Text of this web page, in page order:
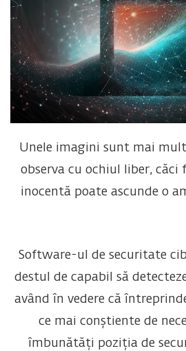
Unele imagini sunt mai
observa cu ochiul liber,
inocentă poate ascunde o
Software-ul de securitate
destul de capabil să
având în vedere că
ce mai conștiente de
îmbunătăți poziția de